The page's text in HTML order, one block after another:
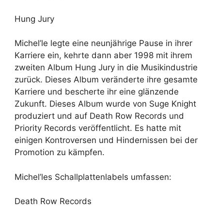
Hung Jury
Michel’le legte eine neunjährige Pause in ihrer
Karriere ein, kehrte dann aber 1998 mit ihrem
zweiten Album Hung Jury in die Musikindustrie
zurück. Dieses Album veränderte ihre gesamte
Karriere und bescherte ihr eine glänzende
Zukunft. Dieses Album wurde von Suge Knight
produziert und auf Death Row Records und
Priority Records veröffentlicht. Es hatte mit
einigen Kontroversen und Hindernissen bei der
Promotion zu kämpfen.
Michel’les Schallplattenlabels umfassen:
Death Row Records